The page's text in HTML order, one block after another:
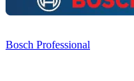
Bosch Professional